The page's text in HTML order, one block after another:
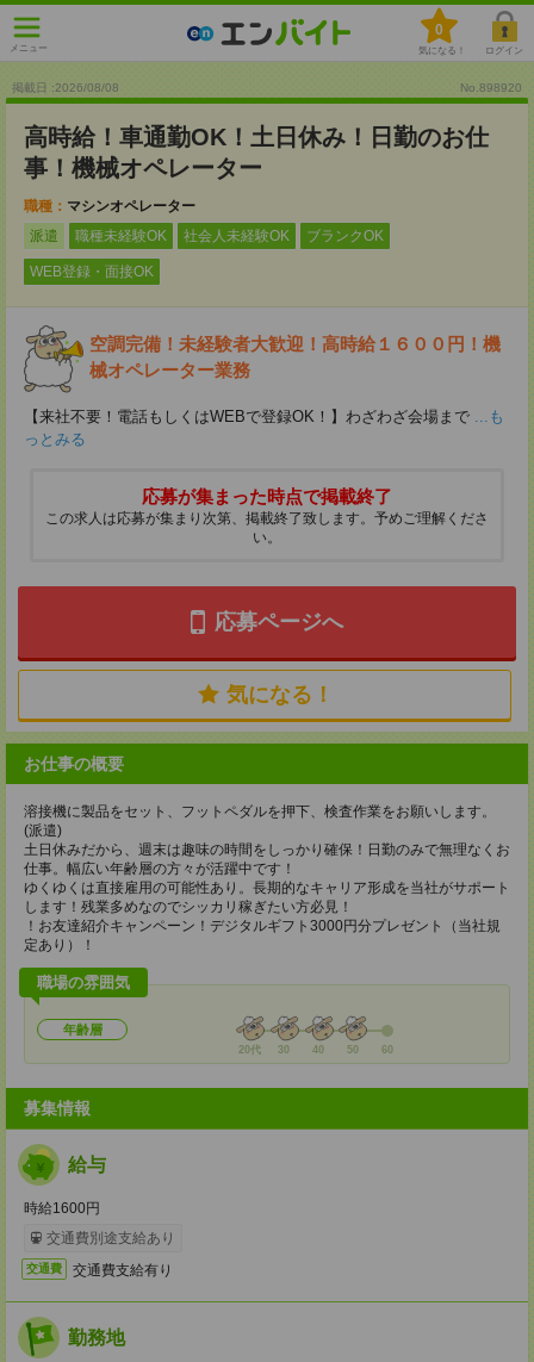
メニュー
0
気になる！ ログイン
掲載日 :2026/08/08 No.898920
高時給！車通勤OK！土日休み！日勤のお仕
事！機械オペレーター
職種： マシンオペレーター
派遣
職種未経験OK 社会人未経験OK ブランクOK
WEB登録・面接OK
空調完備！未経験者大歓迎！高時給１６００円！機
械オペレーター業務
【来社不要！電話もしくはWEBで登録OK！】わざわざ会場まで ...も
っとみる
応募が集まった時点で掲載終了
この求人は応募が集まり次第、掲載終了致します。予めご理解くださ
い。
応募ページへ
気になる！
お仕事の概要
溶接機に製品をセット、フットペダルを押下、検査作業をお願いします。
(派遣)
土日休みだから、週末は趣味の時間をしっかり確保！日勤のみで無理なくお
仕事。幅広い年齢層の方々が活躍中です！
ゆくゆくは直接雇用の可能性あり。長期的なキャリア形成を当社がサポート
します！残業多めなのでシッカリ稼ぎたい方必見！
！お友達紹介キャンペーン！デジタルギフト3000円分プレゼント（当社規
定あり）！
職場の雰囲気
年齢層
20代 30 40 50 60
募集情報
給与
時給1600円
交通費別途支給あり
交通費 交通費支給有り
勤務地